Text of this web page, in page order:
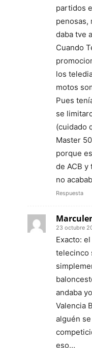
partidos
penosas,
daba tve
Cuando
los
motos
Pues
se
(cuidado
Master
porque
de ACB y
no
Respuesta
23 octubre
Exacto:
telecinco
andaba
Valencia
alguén
eso…